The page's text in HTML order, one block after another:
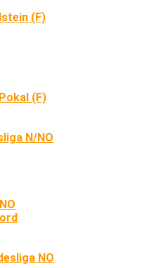
(F)
(F)
N/NO
NO